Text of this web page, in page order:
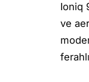
Ioniq
ve